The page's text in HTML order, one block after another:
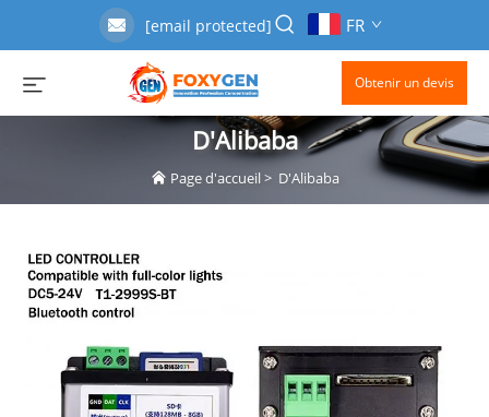
[email protected] FR
Obtenir un devis
D'Alibaba
Page d'accueil> D'Alibaba